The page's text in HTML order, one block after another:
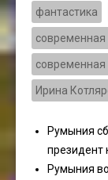
фантастика
современная
современная
Ирина
Румыния
президент
Румыния